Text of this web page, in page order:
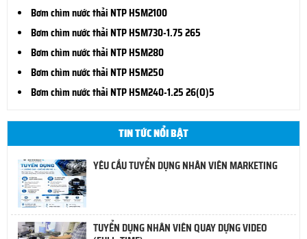
Bơm chìm nước thải NTP HSM2100
Bơm chìm nước thải NTP HSM730-1.75 265
Bơm chìm nước thải NTP HSM280
Bơm chìm nước thải NTP HSM250
Bơm chìm nước thải NTP HSM240-1.25 26(O)5
TIN TỨC NỔI BẬT
YÊU CẦU TUYỂN DỤNG NHÂN VIÊN MARKETING
TUYỂN DỤNG NHÂN VIÊN QUAY DỰNG VIDEO